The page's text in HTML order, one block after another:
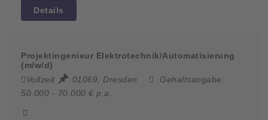
Details
Projektingenieur Elektrotechnik/Automatisierung
(m/w/d)
Vollzeit
01069, Dresden
Gehaltsangabe:
50.000 - 70.000 € p.a.